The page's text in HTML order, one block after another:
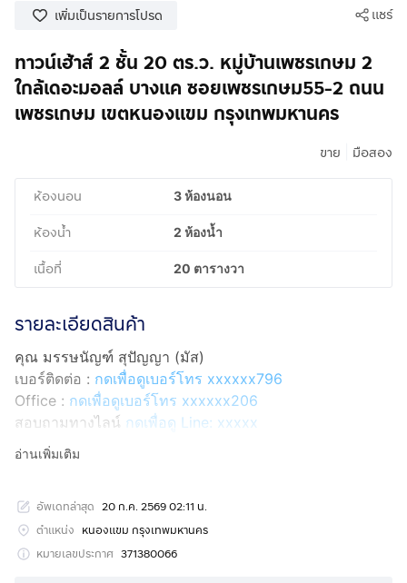
เพิ่มเป็นรายการโปรด แชร์
ทาวน์เฮ้าส์ 2 ชั้น 20 ตร.ว. หมู่บ้านเพชรเกษม 2
ใกล้เดอะมอลล์ บางแค ซอยเพชรเกษม55-2 ถนน
เพชรเกษม เขตหนองแขม กรุงเทพมหานคร
ขาย มือสอง
ห้องนอน 3 ห้องนอน
ห้องน้ำ 2 ห้องน้ำ
เนื้อที่ 20 ตารางวา
รายละเอียดสินค้า
คุณ มรรษนัญฑ์ สุปัญญา (มัส)
เบอร์ติดต่อ : กดเพื่อดูเบอร์โทร xxxxxx796
Office : กดเพื่อดูเบอร์โทร xxxxxx206
สอบถามทางไลน์ กดเพื่อดู Line: xxxxx
Line ID: @interhome
ขนาด 20 ตร.ว.
ที่ตั้ง : หมู่บ้านเพชรเกษม 2 ถ.เพชรเกษม เขตหนองแขม
อ่านเพิ่มเติม
อัพเดทล่าสุด 20 ก.ค. 2569 02:11 น.
ตำแหน่ง หนองแขม กรุงเทพมหานคร
หมายเลขประกาศ 371380066